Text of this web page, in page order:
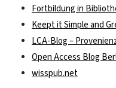
Fortbildung in
Keept it Simple and
LCA-Blog –
Open Access Blog
wisspub.net